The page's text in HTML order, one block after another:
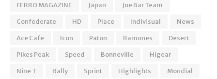
FERRO MAGAZINE
Japan
Joe Bar Team
Confederate
HD Place Indivisual
News
Ace Cafe
Icon Paton Ramones
Desert
Pikes Peak
Speed Bonneville
Higear
Nine T
Rally Sprint Highlights
Mondial